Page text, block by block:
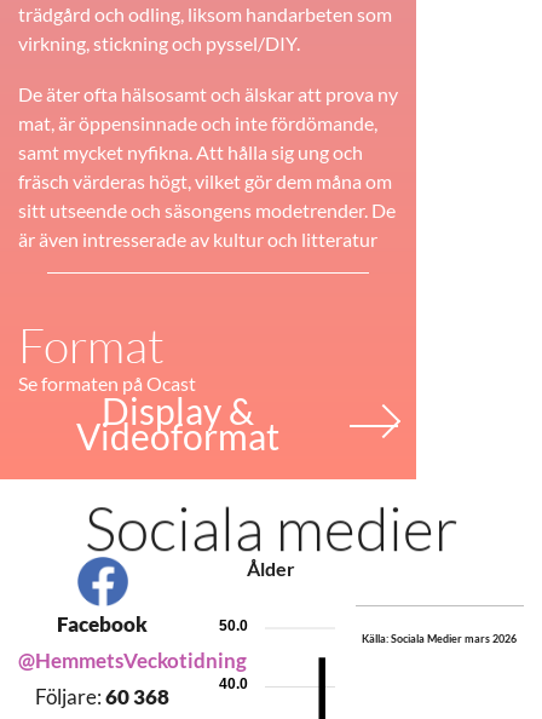
trädgård och odling, liksom handarbeten som
virkning, stickning och pyssel/DIY.
De äter ofta hälsosamt och älskar att prova ny
mat, är öppensinnade och inte fördömande,
samt mycket nyfikna. Att hålla sig ung och
fräsch värderas högt, vilket gör dem måna om
sitt utseende och säsongens modetrender. De
är även intresserade av kultur och litteratur
Format
Se formaten på Ocast
Display &
Videoformat
Sociala medier
Facebook
@HemmetsVeckotidning
Följare:60 368
Ålder
50.0
40.0
Källa: Sociala Medier mars 2026